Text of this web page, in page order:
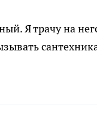
Я трачу на